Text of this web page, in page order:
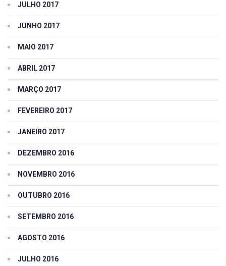
JULHO 2017
JUNHO 2017
MAIO 2017
ABRIL 2017
MARÇO 2017
FEVEREIRO 2017
JANEIRO 2017
DEZEMBRO 2016
NOVEMBRO 2016
OUTUBRO 2016
SETEMBRO 2016
AGOSTO 2016
JULHO 2016